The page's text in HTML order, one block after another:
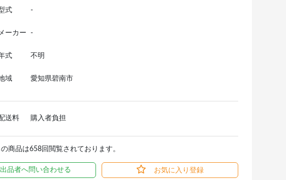
式 -
ーカー -
式 不明
域 愛知県碧南市
送料 購入者負担
商品は658回閲覧されております。
出品者へ問い合わせる お気に入り登録